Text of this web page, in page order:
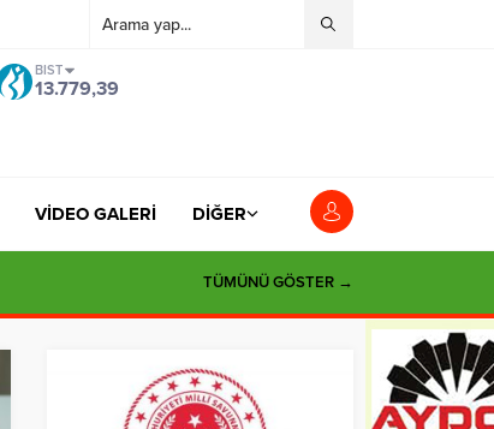
BIST
13.779,39
VİDEO GALERİ DİĞER
TÜMÜNÜ GÖSTER →